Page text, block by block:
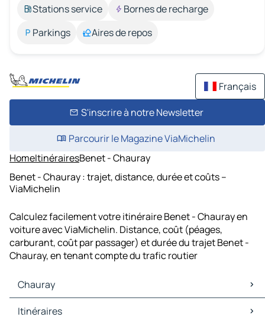
Stations service
Bornes de recharge
Parkings
Aires de repos
Français
S'inscrire à notre Newsletter
Parcourir le Magazine ViaMichelin
HomeItinérairesBenet - Chauray
Benet - Chauray : trajet, distance, durée et coûts –
ViaMichelin
Calculez facilement votre itinéraire Benet - Chauray en
voiture avec ViaMichelin. Distance, coût (péages,
carburant, coût par passager) et durée du trajet Benet -
Chauray, en tenant compte du trafic routier
Chauray
Chauray Cartes et plans
Itinéraires